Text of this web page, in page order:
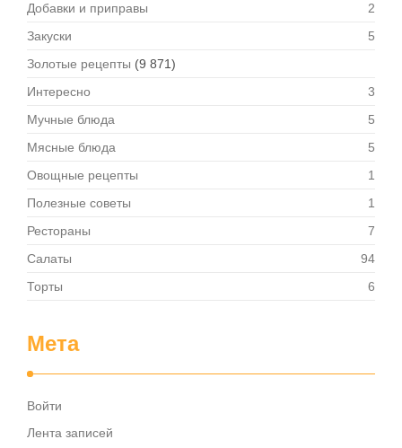
Добавки и приправы
2
Закуски
5
Золотые рецепты (9 871)
Интересно
3
Мучные блюда
5
Мясные блюда
5
Овощные рецепты
1
Полезные советы
1
Рестораны
7
Салаты
94
Торты
6
Мета
Войти
Лента записей